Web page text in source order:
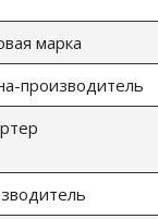
марка
производитель